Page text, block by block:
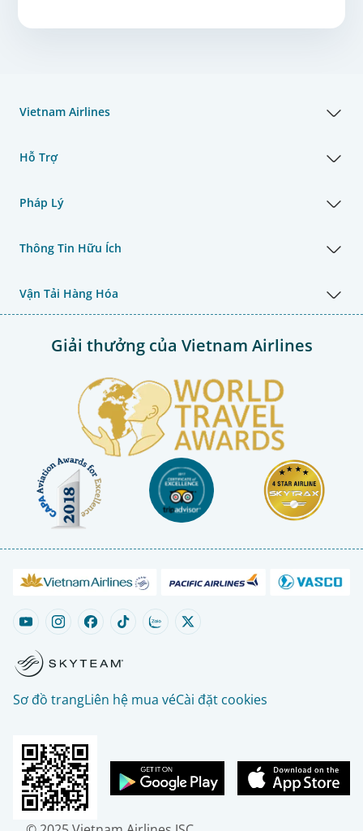
Vietnam Airlines
Hỗ Trợ
Pháp Lý
Thông Tin Hữu Ích
Vận Tải Hàng Hóa
Giải thưởng của Vietnam Airlines
Sơ đồ trangLiên hệ mua véCài đặt cookies